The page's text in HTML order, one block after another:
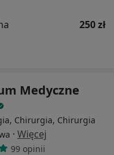
250 zł
Medyczne
Chirurgia, Chirurgia
· Więcej
99 opinii